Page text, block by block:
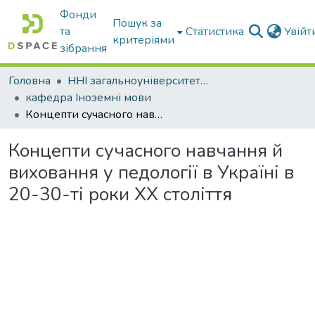
Фонди
та
зібрання
Пошук за
критеріями
Статистика
Головна
ННІ загальноуніверситетської підготовки
кафедра Іноземні мови
Концепти сучасного навчання й виховання у педології в Україні в 20-30-ті роки ХХ століття
Концепти сучасного навчання й
виховання у педології в Україні в
20-30-ті роки ХХ століття